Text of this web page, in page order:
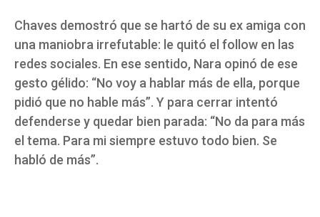
Chaves demostró que se hartó de su ex amiga con
una maniobra irrefutable: le quitó el follow en las
redes sociales. En ese sentido, Nara opinó de ese
gesto gélido: “No voy a hablar más de ella, porque
pidió que no hable más”. Y para cerrar intentó
defenderse y quedar bien parada: “No da para más
el tema. Para mi siempre estuvo todo bien. Se
habló de más”.